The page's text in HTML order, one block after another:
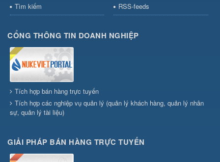
Tìm kiếm
RSS-feeds
CỔNG THÔNG TIN DOANH NGHIỆP
Tích hợp bán hàng trực tuyến
Tích hợp các nghiệp vụ quản lý (quản lý khách hàng, quản lý nhân
sự, quản lý tài liệu)
GIẢI PHÁP BÁN HÀNG TRỰC TUYẾN